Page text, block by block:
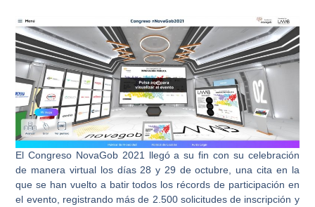
El Congreso NovaGob 2021 llegó a su fin con su celebración
de manera virtual los días 28 y 29 de octubre, una cita en la
que se han vuelto a batir todos los récords de participación en
el evento, registrando más de 2.500 solicitudes de inscripción y